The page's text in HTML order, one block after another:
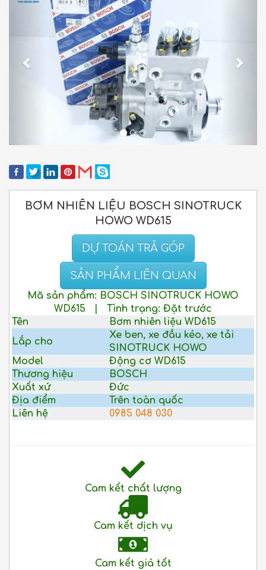
BƠM NHIÊN LIỆU BOSCH SINOTRUCK
HOWO WD615
DỰ TOÁN TRẢ GÓP
SẢN PHẨM LIÊN QUAN
Mã sản phẩm: BOSCH SINOTRUCK HOWO
WD615
Tình trạng: Đặt trước
Tên
Bơm nhiên liệu WD615
Lắp cho
Xe ben, xe đầu kéo, xe tải
SINOTRUCK HOWO
Model
Động cơ WD615
Thương hiệu
BOSCH
Xuất xứ
Đức
Địa điểm
Trên toàn quốc
Liên hệ
0985 048 030
Cam kết chất lượng
Cam kết dịch vụ
Cam kết giá tốt